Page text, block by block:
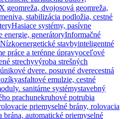
geomreža, dvojosová geomreža,
stabilizácia podložia, cestné
Hasiace systémy, pasívne
energie, generátoryInformačné
Nízkoenergetické stavbyinteligentné
práce a terénne úpravyoceľové
strechyvýroba strešných
únikové dvere. posuvné dverecestná
asfaltové emulzie, cestné
sanitárne systémystavebný
prachunekruhové potrubia
priemyselné brány, rolovacia
brána, automatické priemyselné